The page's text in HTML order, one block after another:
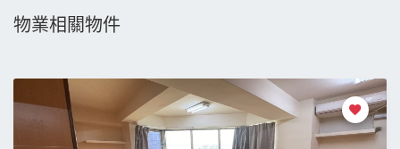
物業相關物件